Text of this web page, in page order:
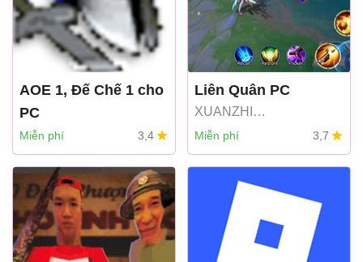
AOE 1, Đế Chế 1 cho
PC
Ensemble Studios
Miễn phí 3,4
Liên Quân PC
XUANZHI
INTERNATIONAL CO.,
LIMITED
Miễn phí 3,7